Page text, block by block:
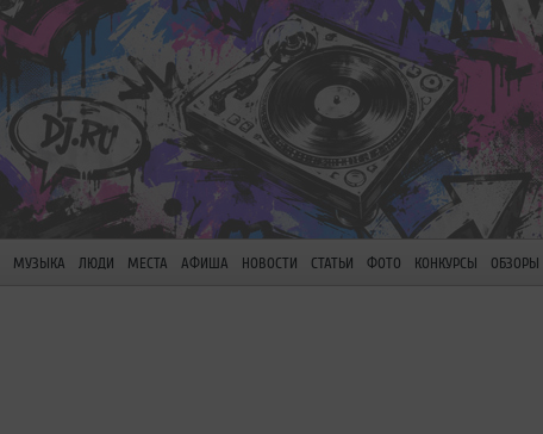
МУЗЫКА ЛЮДИ МЕСТА АФИША НОВОСТИ СТАТЬИ ФОТО КОНКУРСЫ ОБЗОРЫ